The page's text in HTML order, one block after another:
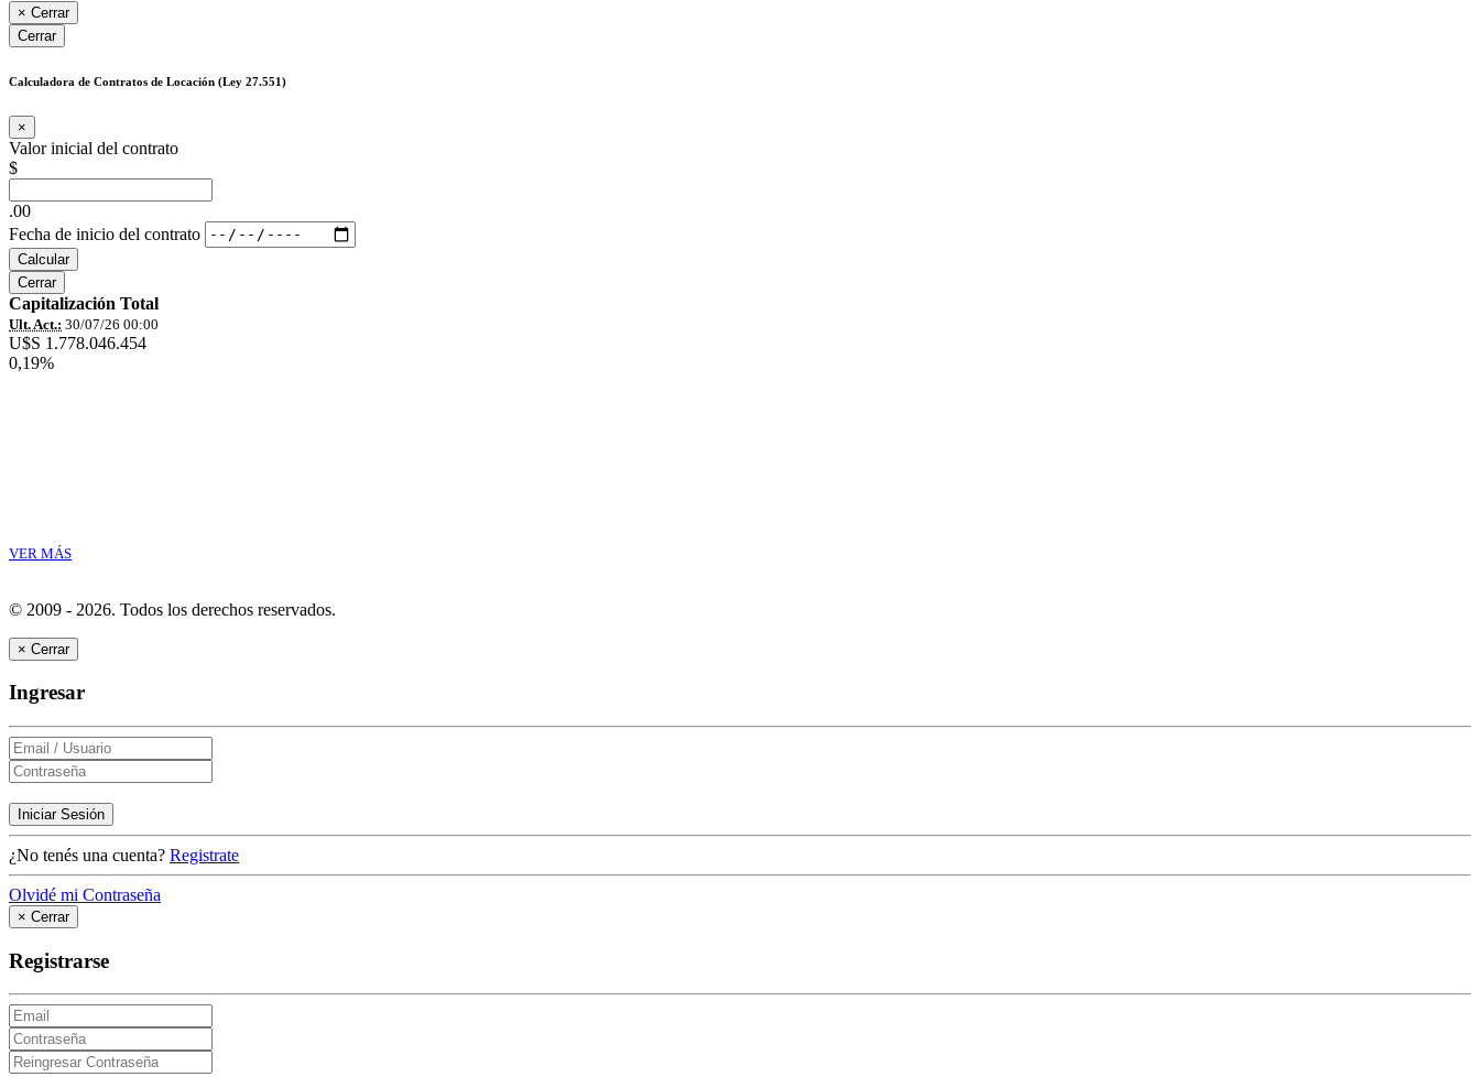
× Cerrar
Cerrar
Calculadora de Contratos de Locación (Ley 27.551)
×
Valor inicial del contrato
$
.00
Fecha de inicio del contrato
Calcular
Cerrar
Capitalización Total
Ult. Act.: 30/07/26 00:00
U$S 1.778.046.454
0,19%
VER MÁS
© 2009 - 2026. Todos los derechos reservados.
× Cerrar
Ingresar
Iniciar Sesión
¿No tenés una cuenta? Registrate
Olvidé mi Contraseña
× Cerrar
Registrarse